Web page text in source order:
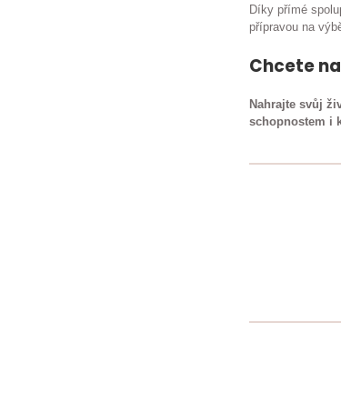
Díky přímé
přípravou na
Chcete
Nahrajte svůj
schopnostem i